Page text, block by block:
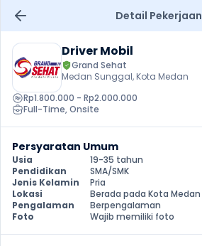
Detail Pekerjaan
Driver Mobil
Grand Sehat
Medan Sunggal, Kota Medan
Rp1.800.000 - Rp2.000.000
Full-Time, Onsite
Persyaratan Umum
Usia
19-35 tahun
Pendidikan
SMA/SMK
Jenis Kelamin
Pria
Lokasi
Berada pada Kota Medan
Pengalaman
Berpengalaman
Foto
Wajib memiliki foto